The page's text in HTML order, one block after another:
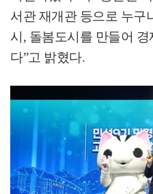
서관 재개관 등으로 누구
시 , 돌봄도시를 만들어
다”고 밝혔다.